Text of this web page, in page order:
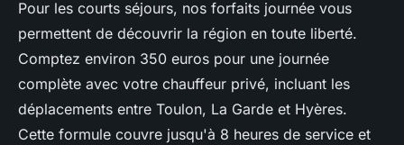
Pour les courts séjours, nos forfaits journée vous
permettent de découvrir la région en toute liberté.
Comptez environ 350 euros pour une journée
complète avec votre chauffeur privé, incluant les
déplacements entre Toulon, La Garde et Hyères.
Cette formule couvre jusqu'à 8 heures de service et